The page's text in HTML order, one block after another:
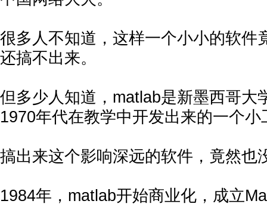
很多人不知道，这样一个小小的软件
还搞不出来。
但多少人知道，matlab是新墨西哥大
1970年代在教学中开发出来的一个小
搞出来这个影响深远的软件，竟然也
1984年，matlab开始商业化，成立